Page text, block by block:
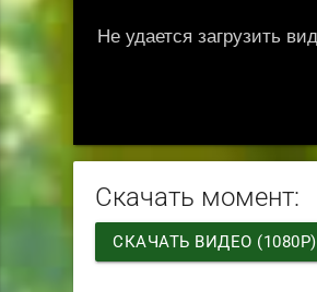
Скачать момент:
СКАЧАТЬ ВИДЕО (1080P)